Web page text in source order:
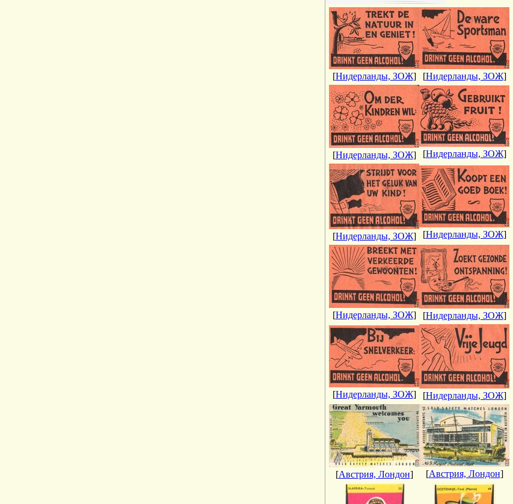
[Нидерланды, ЗОЖ] [Нидерланды, ЗОЖ]
[Нидерланды, ЗОЖ] [Нидерланды, ЗОЖ]
[Нидерланды, ЗОЖ] [Нидерланды, ЗОЖ]
[Нидерланды, ЗОЖ] [Нидерланды, ЗОЖ]
[Нидерланды, ЗОЖ] [Нидерланды, ЗОЖ]
[Австрия, Лондон] [Австрия, Лондон]